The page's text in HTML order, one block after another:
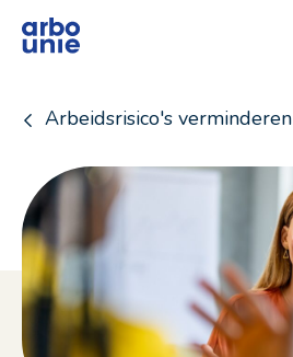
Arbeidsrisico's verminderen